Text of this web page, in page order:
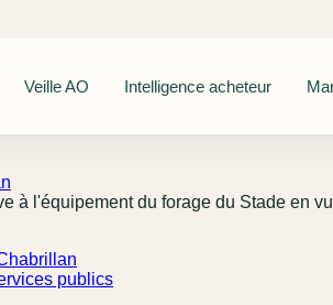
Veille AO Intelligence acheteur
à l'équipement du forage du Stade en
publics